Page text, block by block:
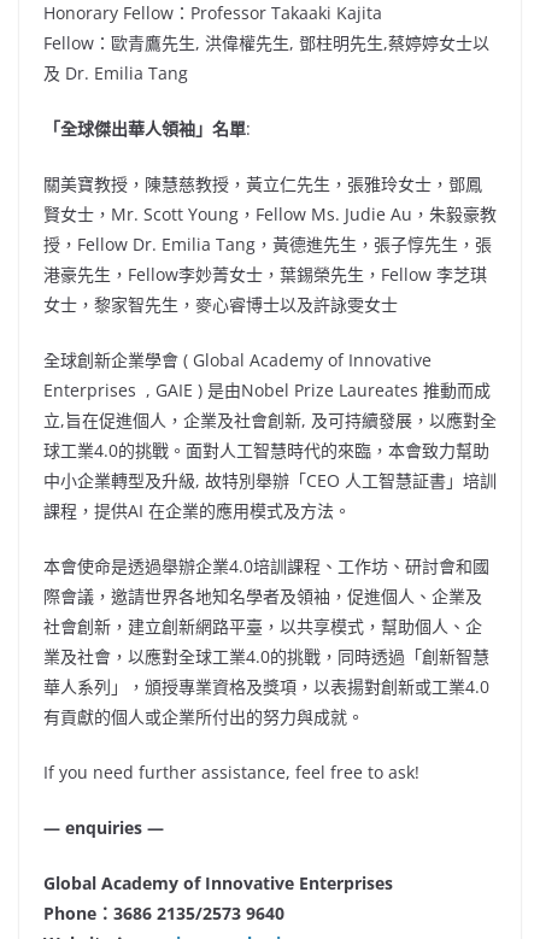
Honorary Fellow：Professor Takaaki Kajita
Fellow：歐青鷹先生, 洪偉權先生, 鄧柱明先生,蔡婷婷女士以
及 Dr. Emilia Tang
「全球傑出華人領袖」名單:
關美寶教授，陳慧慈教授，黃立仁先生，張雅玲女士，鄧鳳
賢女士，Mr. Scott Young，Fellow Ms. Judie Au，朱毅豪教
授，Fellow Dr. Emilia Tang，黃德進先生，張子惇先生，張
港豪先生，Fellow李妙菁女士，葉錫榮先生，Fellow 李芝琪
女士，黎家智先生，麥心睿博士以及許詠雯女士
全球創新企業學會 ( Global Academy of Innovative
Enterprises , GAIE ) 是由Nobel Prize Laureates 推動而成
立,旨在促進個人，企業及社會創新, 及可持續發展，以應對全
球工業4.0的挑戰。面對人工智慧時代的來臨，本會致力幫助
中小企業轉型及升級, 故特別舉辦「CEO 人工智慧証書」培訓
課程，提供AI 在企業的應用模式及方法。
本會使命是透過舉辦企業4.0培訓課程、工作坊、研討會和國
際會議，邀請世界各地知名學者及領袖，促進個人、企業及
社會創新，建立創新網路平臺，以共享模式，幫助個人、企
業及社會，以應對全球工業4.0的挑戰，同時透過「創新智慧
華人系列」，頒授專業資格及獎項，以表揚對創新或工業4.0
有貢獻的個人或企業所付出的努力與成就。
If you need further assistance, feel free to ask!
— enquiries —
Global Academy of Innovative Enterprises
Phone ： 3686 2135/2573 9640